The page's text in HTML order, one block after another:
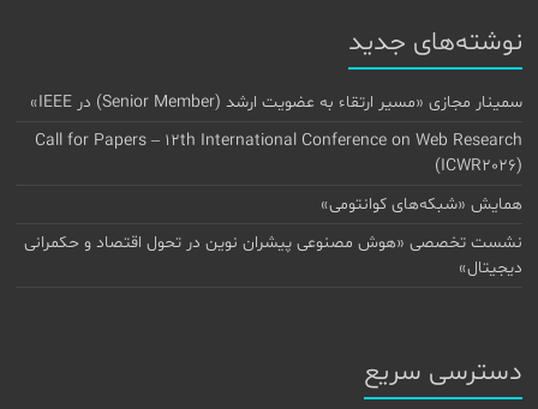
نوشته‌های جدید
سمینار مجازی «مسیر ارتقاء به عضویت ارشد (Senior Member) در IEEE»
Call for Papers – 12th International Conference on Web Research
(ICWR2026)
همایش «شبکه‌های کوانتومی»
نشست تخصصی «هوش مصنوعی پیشران نوین در تحول اقتصاد و حکمرانی
دیجیتال»
دسترسی سریع